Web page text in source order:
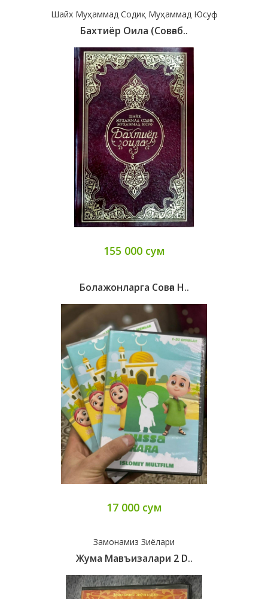
Шайх Муҳаммад Содиқ Муҳаммад Юсуф
Бахтиёр Оила (совғаб..
155 000 сум
Болажонларга Совға Н..
17 000 сум
Замонамиз Зиёлари
Жума Мавъизалари 2 D..